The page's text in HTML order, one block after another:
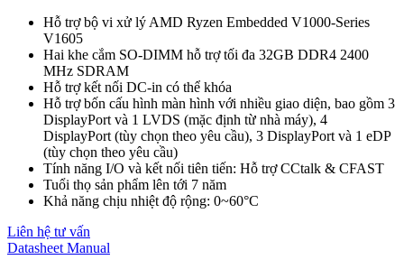
Hỗ trợ bộ vi xử lý AMD Ryzen Embedded V1000-Series
V1605
Hai khe cắm SO-DIMM hỗ trợ tối đa 32GB DDR4 2400
MHz SDRAM
Hỗ trợ kết nối DC-in có thể khóa
Hỗ trợ bốn cấu hình màn hình với nhiều giao diện, bao gồm 3
DisplayPort và 1 LVDS (mặc định từ nhà máy), 4
DisplayPort (tùy chọn theo yêu cầu), 3 DisplayPort và 1 eDP
(tùy chọn theo yêu cầu)
Tính năng I/O và kết nối tiên tiến: Hỗ trợ CCtalk & CFAST
Tuổi thọ sản phẩm lên tới 7 năm
Khả năng chịu nhiệt độ rộng: 0~60°C
Liên hệ tư vấn
Datasheet Manual